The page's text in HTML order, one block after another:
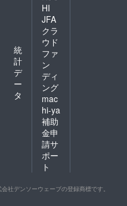
統
計
デ
ー
タ
HI
JFA
クラ
ウド
ファ
ン
ディ
ング
mac
hi-ya
補助
金申
請サ
ポー
ト
会社デンソーウェーブの登録商標です。